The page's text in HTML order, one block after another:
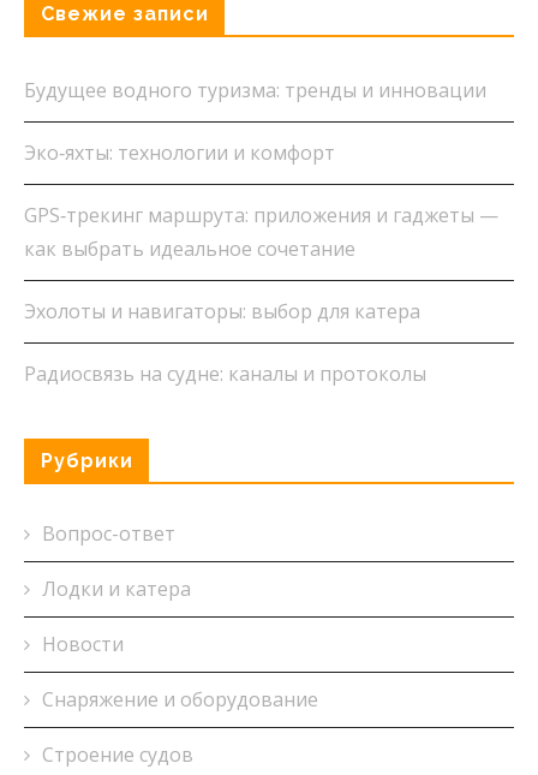
Свежие записи
Будущее водного туризма: тренды и инновации
Эко‑яхты: технологии и комфорт
GPS‑трекинг маршрута: приложения и гаджеты —
как выбрать идеальное сочетание
Эхолоты и навигаторы: выбор для катера
Радиосвязь на судне: каналы и протоколы
Рубрики
Вопрос-ответ
Лодки и катера
Новости
Снаряжение и оборудование
Строение судов